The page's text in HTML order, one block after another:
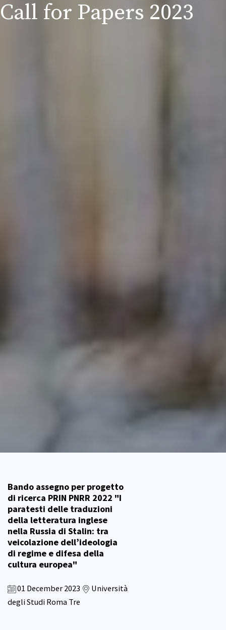
Call for Papers 2023
Bando assegno per progetto
di ricerca PRIN PNRR 2022 "I
paratesti delle traduzioni
della letteratura inglese
nella Russia di Stalin: tra
veicolazione dell’ideologia
di regime e difesa della
cultura europea"
01 December 2023
Università
degli Studi Roma Tre